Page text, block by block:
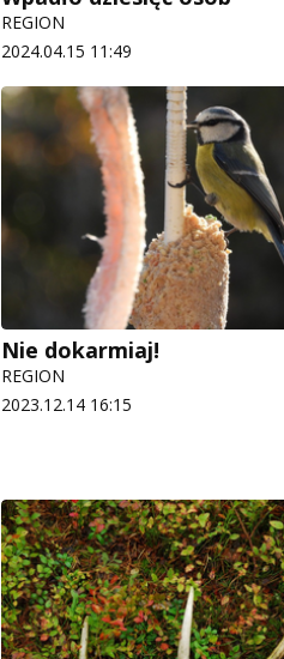
REGION
2024.04.15 11:49
Nie dokarmiaj!
REGION
2023.12.14 16:15